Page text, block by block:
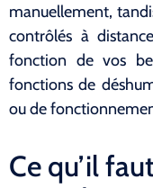
manuellement,
contrôlés à
fonction de vos
fonctions de
ou de
Ce qu’il